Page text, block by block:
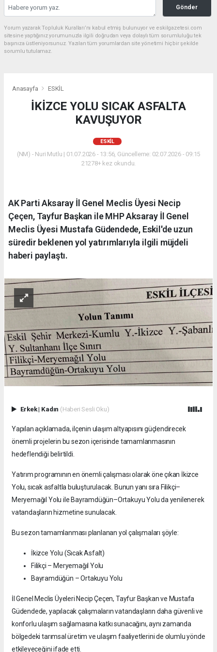
Gönder
Yorum yazarak Topluluk Kuralları’nı kabul etmiş bulunuyor ve eskilgazetesi.com
sitesine yaptığınız yorumunuzla ilgili doğrudan veya dolaylı tüm sorumluluğu tek
başınıza üstleniyorsunuz. Yazılan tüm yorumlardan site yönetimi hiçbir şekilde
sorumlu tutulamaz.
Anasayfa ESKİL
İKİZCE YOLU SICAK ASFALTA
KAVUŞUYOR
ESKİL
(NM) - Nuri Mutlu | 01.07.2026 - 13:56, Güncelleme: 02.07.2026 - 09:15
21278+ kez okundu.
AK Parti Aksaray İl Genel Meclis Üyesi Necip
Çeçen, Tayfur Başkan ile MHP Aksaray İl Genel
Meclis Üyesi Mustafa Güdendede, Eskil'de uzun
süredir beklenen yol yatırımlarıyla ilgili müjdeli
haberi paylaştı.
Erkek| Kadın (Haberi Sesli Oku)
Yapılan açıklamada, ilçenin ulaşım altyapısını güçlendirecek
önemli projelerin bu sezon içerisinde tamamlanmasının
hedeflendiği belirtildi.
Yatırım programının en önemli çalışması olarak öne çıkan İkizce
Yolu, sıcak asfaltla buluşturulacak. Bunun yanı sıra Filikçi–
Meryemağıl Yolu ile Bayramdüğün–Ortakuyu Yolu da yenilenerek
vatandaşların hizmetine sunulacak.
Bu sezon tamamlanması planlanan yol çalışmaları şöyle:
İkizce Yolu (Sıcak Asfalt)
Filikçi – Meryemağıl Yolu
Bayramdüğün – Ortakuyu Yolu
İl Genel Meclis Üyeleri Necip Çeçen, Tayfur Başkan ve Mustafa
Güdendede, yapılacak çalışmaların vatandaşların daha güvenli ve
konforlu ulaşım sağlamasına katkı sunacağını, aynı zamanda
bölgedeki tarımsal üretim ve ulaşım faaliyetlerini de olumlu yönde
etkileyeceğini ifade etti.